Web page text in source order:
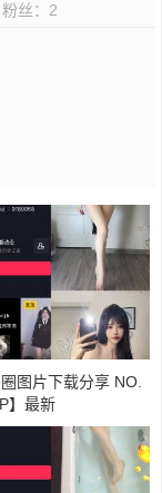
丝： 2
图片下载分享 NO.
】最新